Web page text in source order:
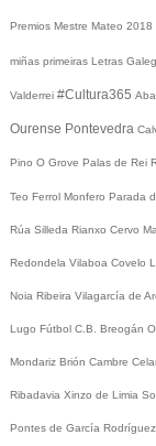
Premios Mestre Mateo 2018
miñas primeiras Letras
Valderrei #Cultura365
Ourense Pontevedra
Pino O Grove Palas de Rei
Teo Ferrol Monfero Parada
Rúa Silleda Rianxo Cervo
Redondela Vilaboa Covelo
Noia Ribeira Vilagarcía de
Lugo Fútbol C.B. Breogán
Mondariz Brión Cambre
Ribadavia Xinzo de Limia
Pontes de García Rodríguez